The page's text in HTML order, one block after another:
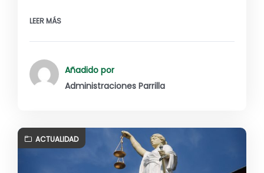
LEER MÁS
Añadido por
Administraciones Parrilla
ACTUALIDAD